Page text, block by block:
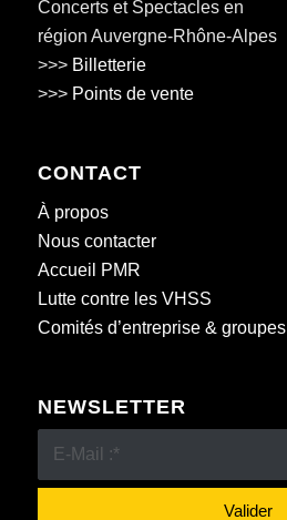
Concerts et Spectacles en
région Auvergne-Rhône-Alpes
>>> Billetterie
>>> Points de vente
CONTACT
À propos
Nous contacter
Accueil PMR
Lutte contre les VHSS
Comités d’entreprise & groupes
NEWSLETTER